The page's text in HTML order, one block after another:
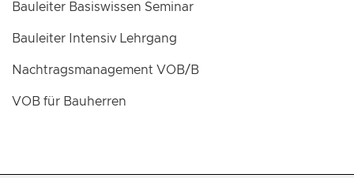
Bauleiter Basiswissen Seminar
Bauleiter Intensiv Lehrgang
Nachtragsmanagement VOB/B
VOB für Bauherren